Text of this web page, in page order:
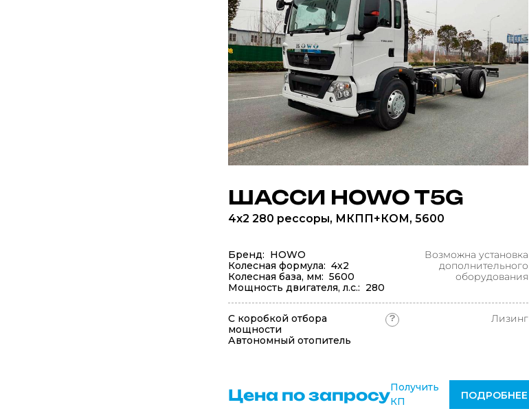
ШАССИ HOWO T5G
4x2 280 рессоры, МКПП+КОМ, 5600
Бренд: HOWO
Колесная формула: 4x2
Колесная база, мм: 5600
Мощность двигателя, л.с.: 280
Возможна установка
дополнительного
оборудования
С коробкой отбора
мощности
Автономный отопитель
? Лизинг
Цена по запросуПолучить
КП
ПОДРОБНЕЕ